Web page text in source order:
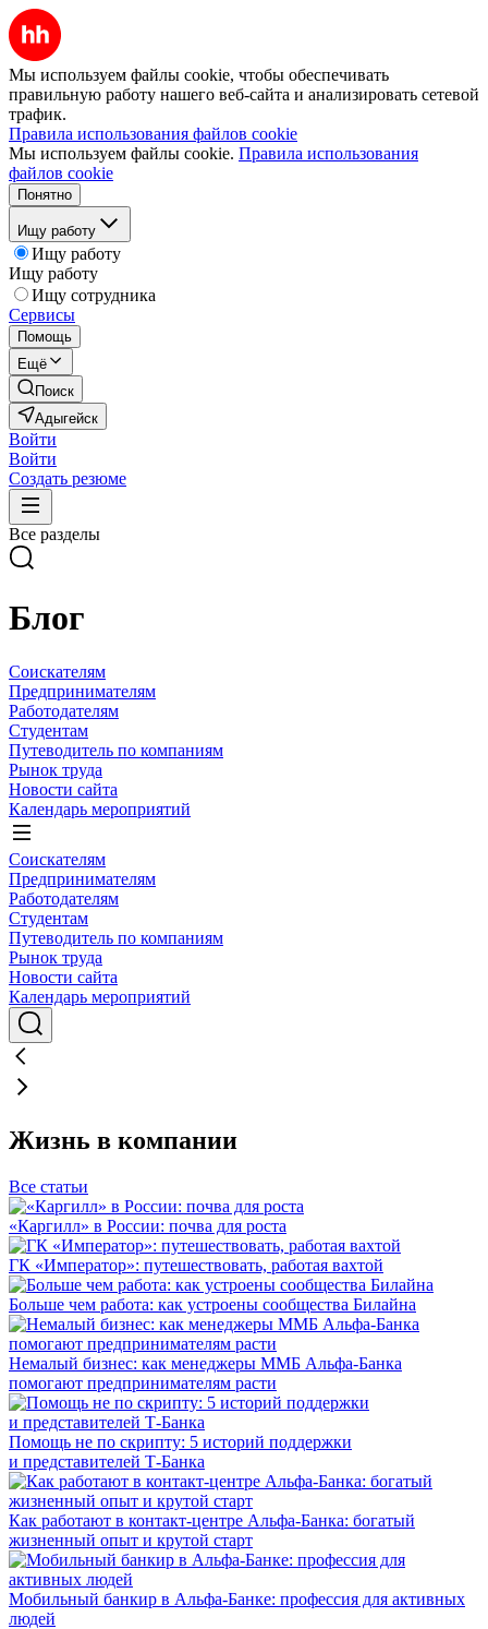
Мы используем файлы cookie, чтобы обеспечивать
правильную работу нашего веб-сайта и анализировать сетевой
трафик.
Правила использования файлов cookie
Мы используем файлы cookie. Правила использования
файлов cookie
Понятно
Ищу работу
Ищу работу
Ищу работу
Ищу сотрудника
Сервисы
Помощь
Ещё
Поиск
Адыгейск
Войти
Войти
Создать резюме
Все разделы
Блог
Соискателям
Предпринимателям
Работодателям
Студентам
Путеводитель по компаниям
Рынок труда
Новости сайта
Календарь мероприятий
Соискателям
Предпринимателям
Работодателям
Студентам
Путеводитель по компаниям
Рынок труда
Новости сайта
Календарь мероприятий
Жизнь в компании
Все статьи
«Каргилл» в России: почва для роста
ГК «Император»: путешествовать, работая вахтой
Больше чем работа: как устроены сообщества Билайна
Немалый бизнес: как менеджеры ММБ Альфа-Банка
помогают предпринимателям расти
Помощь не по скрипту: 5 историй поддержки
и представителей Т-Банка
Как работают в контакт-центре Альфа-Банка: богатый
жизненный опыт и крутой старт
Мобильный банкир в Альфа-Банке: профессия для активных
людей